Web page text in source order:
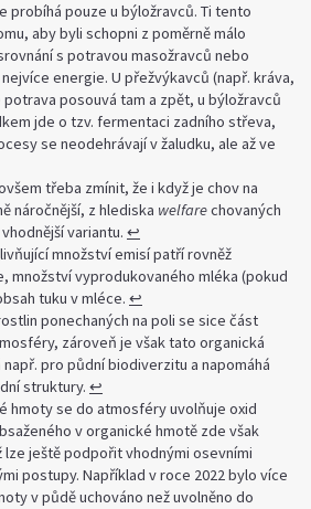
probíhá pouze u býložravců. Ti tento
aby byli schopni z poměrně málo
s potravou masožravců nebo
energie. U přežvýkavců (např. kráva,
posouvá tam a zpět, u býložravců
jde o tzv. fermentaci zadního střeva,
se neodehrávají v žaludku, ale až ve
třeba zmínit, že i když je chov na
náročnější, z hlediska welfarechovaných
variantu. ↩︎
množství emisí patří rovněž
množství vyprodukovaného mléka (pokud
tuku v mléce. ↩︎
ponechaných na poli se sice část
zároveň je však tato organická
pro půdní biodiverzitu a napomáhá
struktury. ↩︎
hmoty se do atmosféry uvolňuje oxid
v organické hmotě zde však
lze ještě podpořit vhodnými osevními
postupy. Například v roce 2022 bylo více
v půdě uchováno než uvolněno do